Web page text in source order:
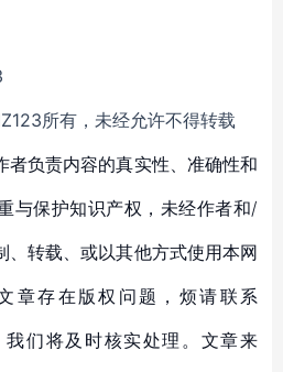
所有，未经允许不得转载
者负责内容的真实性、准确性和
与保护知识产权，未经作者和/
、转载、或以其他方式使用本网
章存在版权问题，烦请联系
我们将及时核实处理。文章来